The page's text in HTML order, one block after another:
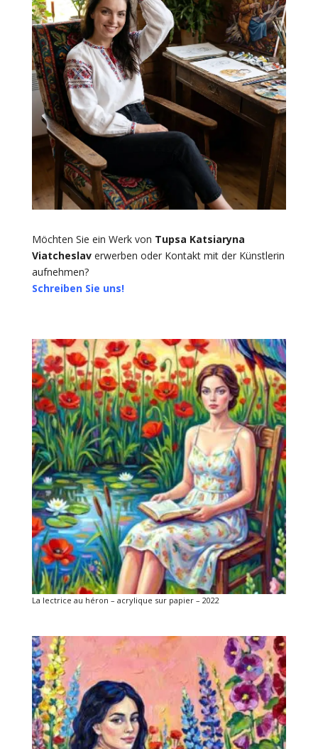
Möchten Sie ein Werk von Tupsa Katsiaryna
Viatcheslaverwerben oder Kontakt mit der Künstlerin
aufnehmen?
Schreiben Sie uns!
La lectrice au héron – acrylique sur papier – 2022